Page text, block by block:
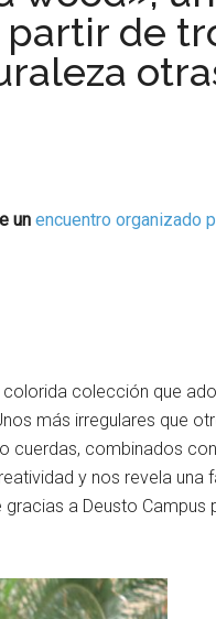
de
un encuentro organizado
colección que
más irregulares que
combinados
y nos revela
gracias a Deusto